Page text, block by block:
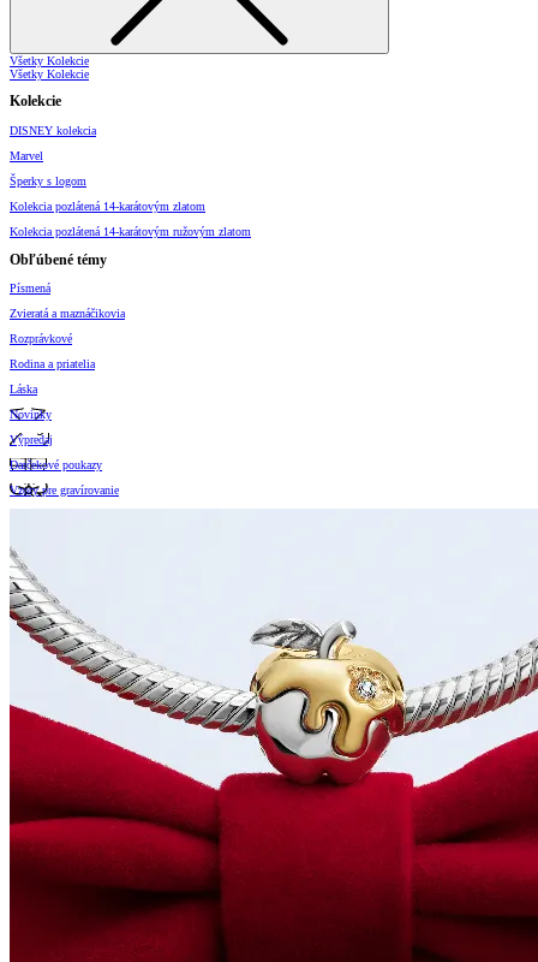
Všetky Kolekcie
Všetky Kolekcie
Kolekcie
DISNEY kolekcia
Marvel
Šperky s logom
Kolekcia pozlátená 14-karátovým zlatom
Kolekcia pozlátená 14-karátovým ružovým zlatom
Obľúbené témy
Písmená
Zvieratá a maznáčikovia
Rozprávkové
Rodina a priatelia
Láska
Novinky
Výpredaj
Darčekové poukazy
Vzory pre gravírovanie